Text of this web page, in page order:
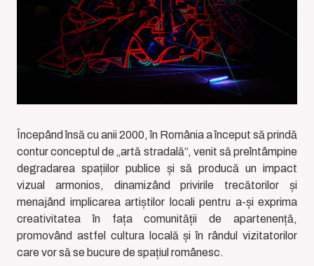
Începând însă cu anii 2000, în România a început să prindă
contur conceptul de „artă stradală”, venit să preîntâmpine
degradarea spațiilor publice și să producă un impact
vizual armonios, dinamizând privirile trecătorilor și
menajând implicarea artiștilor locali pentru a-și exprima
creativitatea în fața comunității de apartenență,
promovând astfel cultura locală și în rândul vizitatorilor
care vor să se bucure de spațiul românesc.